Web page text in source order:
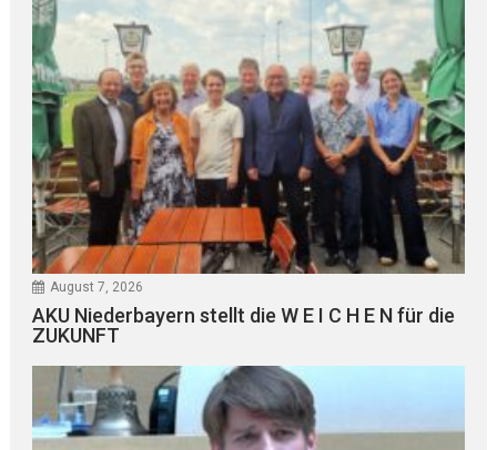
August 7, 2026
AKU Niederbayern stellt die W E I C H E N für die
ZUKUNFT